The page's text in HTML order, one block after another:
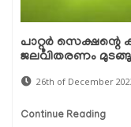
പാറ്റൂർ സെക്ഷന്റെ
ജലവിതരണം
26th of December
Continue Reading